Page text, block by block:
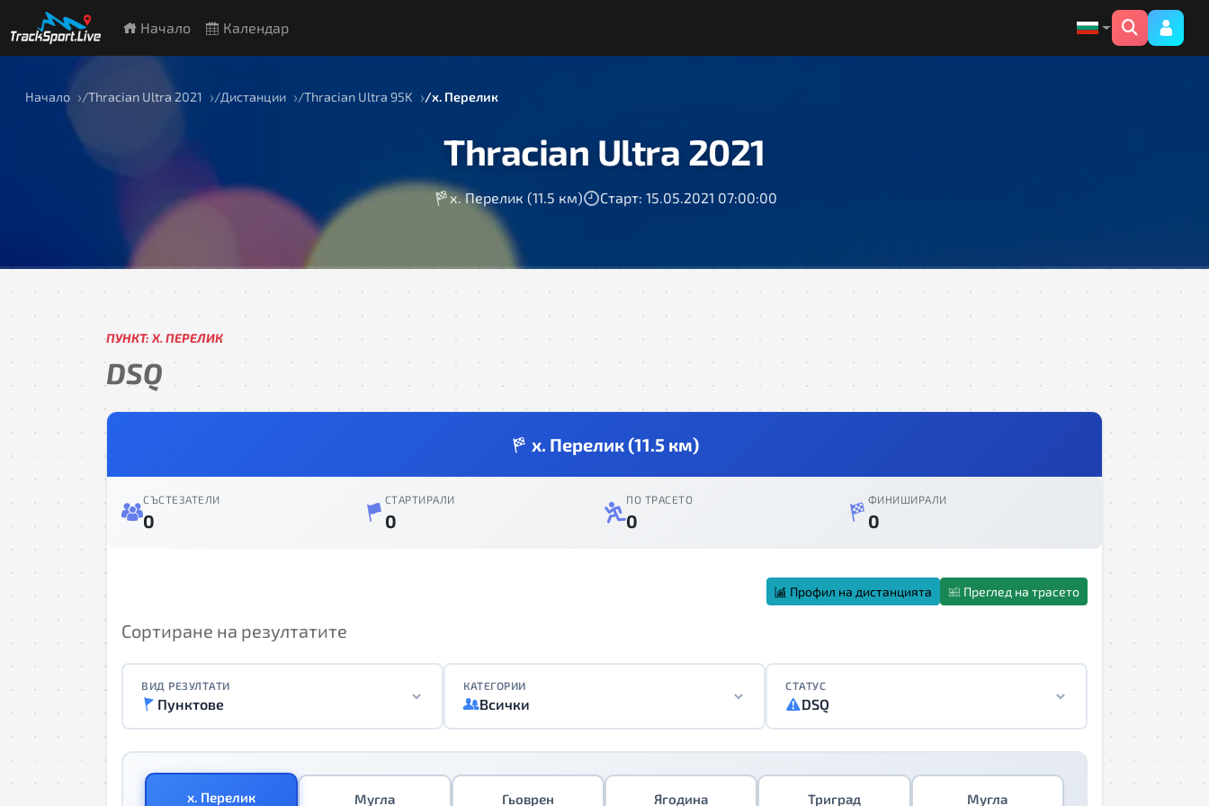
Начало Календар
Начало Thracian Ultra 2021 Дистанции Thracian Ultra 95K х. Перелик
Thracian Ultra 2021
х. Перелик (11.5 км) Старт: 15.05.2021 07:00:00
ПУНКТ: Х. ПЕРЕЛИК
DSQ
х. Перелик (11.5 км)
СЪСТЕЗАТЕЛИ
0
СТАРТИРАЛИ
0
ПО ТРАСЕТО
0
ФИНИШИРАЛИ
0
Преглед на трасето
Профил на дистанцията
Сортиране на резултатите
ВИД РЕЗУЛТАТИ
Пунктове
КАТЕГОРИИ
Всички
СТАТУС
DSQ
х. Перелик Мугла Гьоврен Ягодина Триград Мугла